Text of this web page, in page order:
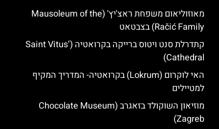
מאוזוליאום משפחת ראצ'יץ' (Mausoleum of the
Račić Family) בצבטאט
קתדרלת סנט ויטוס ברייקה בקרואטיה (Saint Vitus’
Cathedral)
האי לוקרום (Lokrum) בקרואטיה- המדריך המקיף
למטיילים
מוזיאון השוקולד בזאגרב (Chocolate Museum
Zagreb)